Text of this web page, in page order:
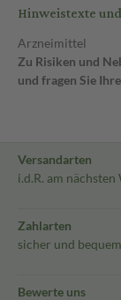
Hinweistexte
Arzneimittel
Zu Risiken und
und fragen Sie
Versandarten
i.d.R. am nächsten
Zahlarten
sicher und bequem
Bewerte uns